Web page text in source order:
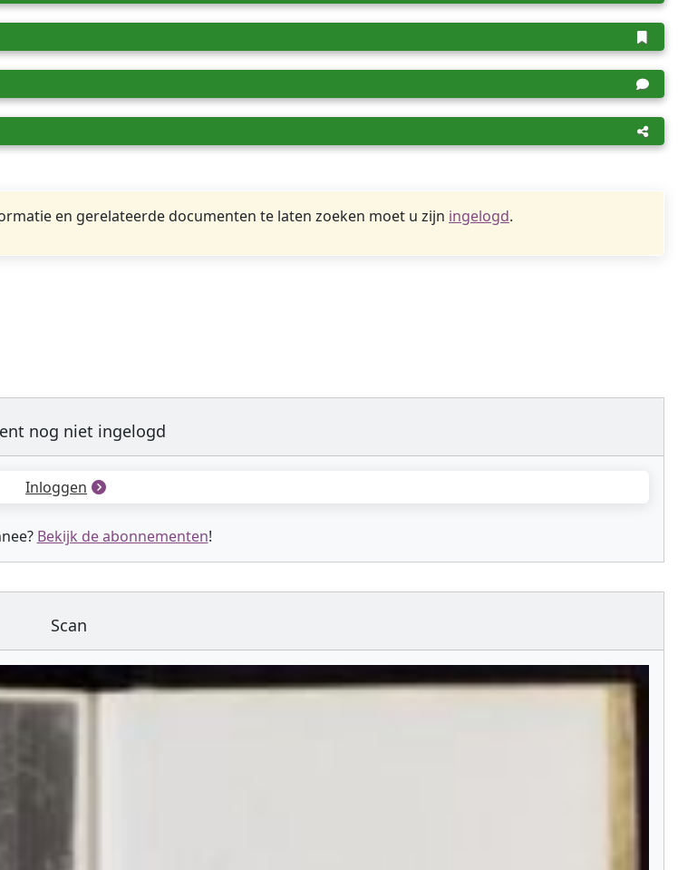
en gerelateerde documenten te laten zoeken moet u zijn ingelogd.
nog niet ingelogd
Inloggen
Bekijk de abonnementen!
Scan